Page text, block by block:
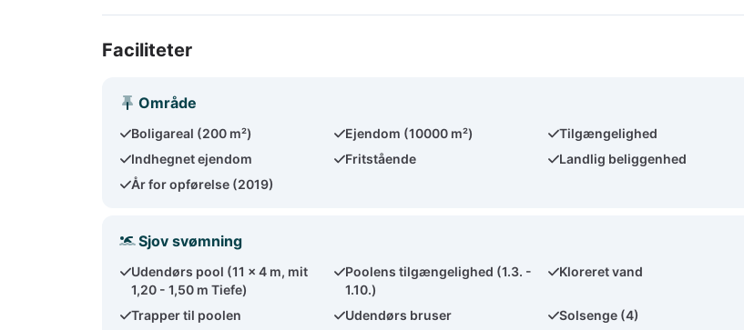
Faciliteter
Område
Boligareal (200 m²) Ejendom (10000 m²)
Tilgængelighed
Indhegnet ejendom
Fritstående
Landlig beliggenhed
År for opførelse (2019)
Sjov svømning
Udendørs pool (11 x 4 m, mit
1,20 - 1,50 m Tiefe)
Poolens tilgængelighed (1.3. -
1.10.)
Kloreret vand
Trapper til poolen Udendørs bruser Solsenge (4)